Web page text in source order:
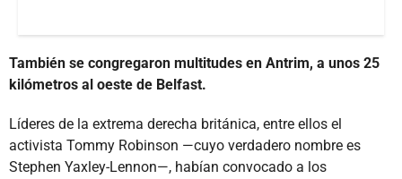
También se congregaron multitudes en Antrim, a unos 25
kilómetros al oeste de Belfast.
Líderes de la extrema derecha británica, entre ellos el
activista Tommy Robinson —cuyo verdadero nombre es
Stephen Yaxley-Lennon—, habían convocado a los